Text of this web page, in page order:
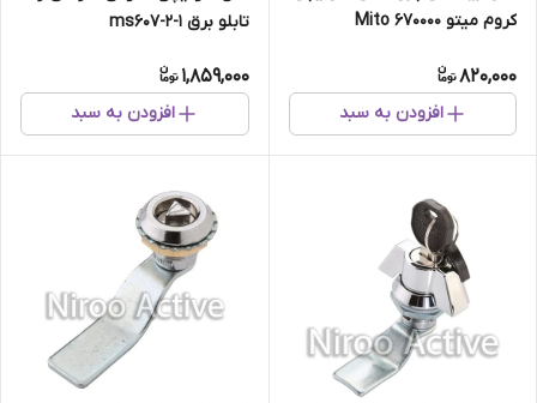
کروم میتو Mito ۶۷۰۰۰۰
820,000
افزودن به سبد
تابلو برق ms607-2-1
1,859,000
افزودن به سبد